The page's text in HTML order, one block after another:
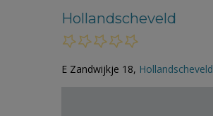
Hollandscheveld
E Zandwijkje 18, Hollandscheveld